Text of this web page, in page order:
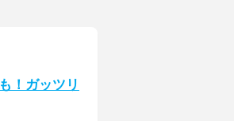
！ガッツリ